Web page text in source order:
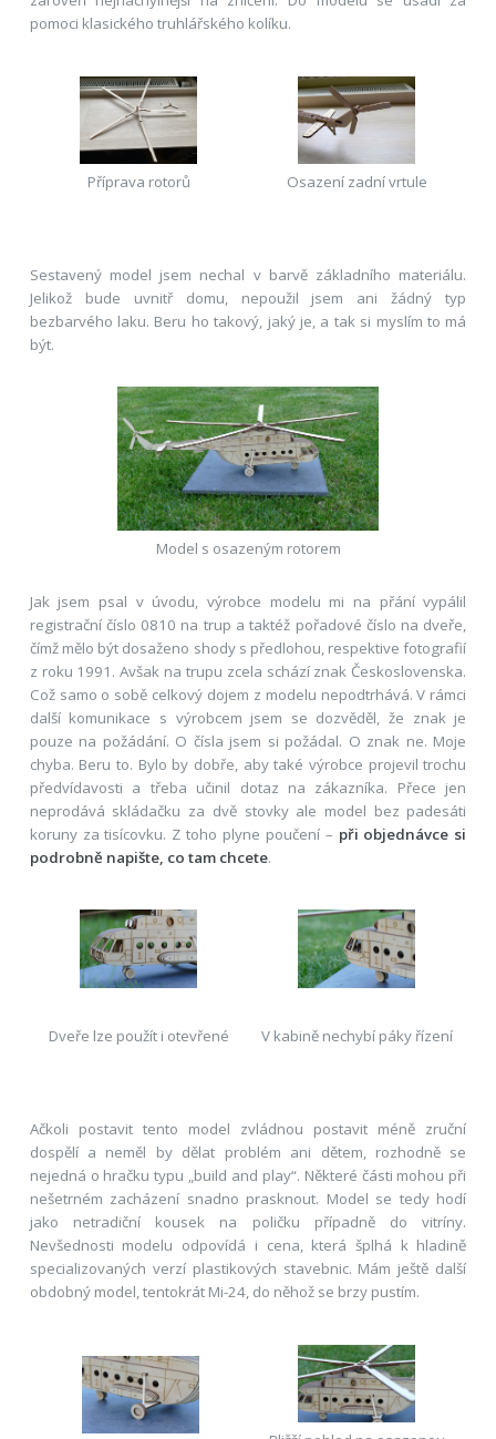
pomoci klasického truhlářského kolíku.
Příprava rotorů Osazení zadní vrtule
Sestavený model jsem nechal v barvě základního materiálu.
Jelikož bude uvnitř domu, nepoužil jsem ani žádný typ
bezbarvého laku. Beru ho takový, jaký je, a tak si myslím to má
být.
Model s osazeným rotorem
Jak jsem psal v úvodu, výrobce modelu mi na přání vypálil
registrační číslo 0810 na trup a taktéž pořadové číslo na dveře,
čímž mělo být dosaženo shody s předlohou, respektive fotografií
z roku 1991. Avšak na trupu zcela schází znak Československa.
Což samo o sobě celkový dojem z modelu nepodtrhává. V rámci
další komunikace s výrobcem jsem se dozvěděl, že znak je
pouze na požádání. O čísla jsem si požádal. O znak ne. Moje
chyba. Beru to. Bylo by dobře, aby také výrobce projevil trochu
předvídavosti a třeba učinil dotaz na zákazníka. Přece jen
neprodává skládačku za dvě stovky ale model bez padesáti
koruny za tisícovku. Z toho plyne poučení – při objednávce si
podrobně napište, co tam chcete.
Dveře lze použít i otevřené V kabině nechybí páky řízení
Ačkoli postavit tento model zvládnou postavit méně zruční
dospělí a neměl by dělat problém ani dětem, rozhodně se
nejedná o hračku typu „build and play“. Některé části mohou při
nešetrném zacházení snadno prasknout. Model se tedy hodí
jako netradiční kousek na poličku případně do vitríny.
Nevšednosti modelu odpovídá i cena, která šplhá k hladině
specializovaných verzí plastikových stavebnic. Mám ještě další
obdobný model, tentokrát Mi-24, do něhož se brzy pustím.